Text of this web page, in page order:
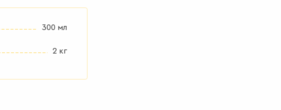
300 мл
2 кг